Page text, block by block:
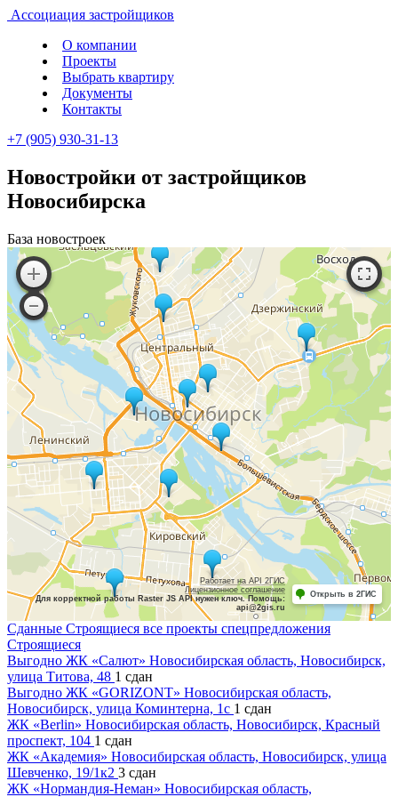
Ассоциация застройщиков
О компании
Проекты
Выбрать квартиру
Документы
Контакты
+7 (905) 930-31-13
Новостройки от застройщиков
Новосибирска
База новостроек
Работает на API 2ГИС
Лицензионное соглашение
Для корректной работы Raster JS API нужен ключ. Помощь:
api@2gis.ru
Открыть в 2ГИС
Сданные Строящиеся все проекты спецпредложения
Строящиеся
Выгодно ЖК «Салют» Новосибирская область, Новосибирск,
улица Титова, 48 1 сдан
Выгодно ЖК «GORIZONT» Новосибирская область,
Новосибирск, улица Коминтерна, 1с 1 сдан
ЖК «Berlin» Новосибирская область, Новосибирск, Красный
проспект, 104 1 сдан
ЖК «Академия» Новосибирская область, Новосибирск, улица
Шевченко, 19/1к2 3 сдан
ЖК «Нормандия-Неман» Новосибирская область,